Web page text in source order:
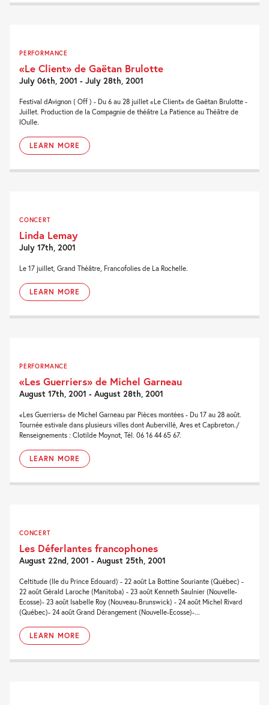
PERFORMANCE
«Le Client» de Gaëtan Brulotte
July 06th, 2001 - July 28th, 2001
Festival dAvignon ( Off ) - Du 6 au 28 juillet «Le Client» de Gaëtan Brulotte -
Juillet. Production de la Compagnie de théâtre La Patience au Théâtre de
lOulle.
LEARN MORE
CONCERT
Linda Lemay
July 17th, 2001
Le 17 juillet, Grand Théâtre, Francofolies de La Rochelle.
LEARN MORE
PERFORMANCE
«Les Guerriers» de Michel Garneau
August 17th, 2001 - August 28th, 2001
«Les Guerriers» de Michel Garneau par Pièces montées - Du 17 au 28 août.
Tournée estivale dans plusieurs villes dont Aubervillé, Ares et Capbreton./
Renseignements : Clotilde Moynot, Tél. 06 16 44 65 67.
LEARN MORE
CONCERT
Les Déferlantes francophones
August 22nd, 2001 - August 25th, 2001
Celtitude (Ile du Prince Edouard) - 22 août La Bottine Souriante (Québec) -
22 août Gérald Laroche (Manitoba) - 23 août Kenneth Saulnier (Nouvelle-
Ecosse)- 23 août Isabelle Roy (Nouveau-Brunswick) - 24 août Michel Rivard
(Québec)- 24 août Grand Dérangement (Nouvelle-Ecosse)-...
LEARN MORE